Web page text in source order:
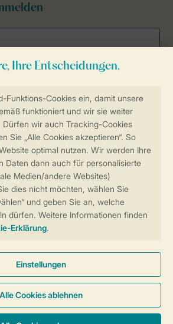
Deiner Privatsphäre
und Einstellungen
zur Online-Buchung
Impressum
und Banner
Barrierefreiheit